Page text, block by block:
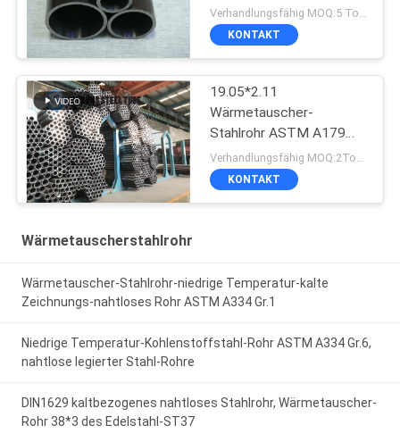
Kaltziehen
Verhandlungsfähig MOQ:5 Tonnen pro Größe
KONTAKT
19.05*2.11
Wärmetauscher-
Stahlrohr ASTM A179
A179M 19
Verhandlungsfähig MOQ:2Tons
KONTAKT
Wärmetauscherstahlrohr
Wärmetauscher-Stahlrohr-niedrige Temperatur-kalte
Zeichnungs-nahtloses Rohr ASTM A334 Gr.1
Niedrige Temperatur-Kohlenstoffstahl-Rohr ASTM A334 Gr.6,
nahtlose legierter Stahl-Rohre
DIN1629 kaltbezogenes nahtloses Stahlrohr, Wärmetauscher-
Rohr 38*3 des Edelstahl-ST37